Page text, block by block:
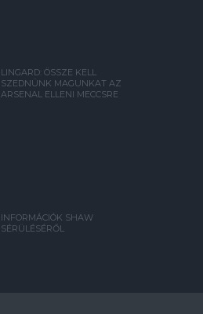
LINGARD: ÖSSZE KELL
SZEDNÜNK MAGUNKAT AZ
ARSENAL ELLENI MECCSRE
INFORMÁCIÓK SHAW
SÉRÜLÉSÉRŐL